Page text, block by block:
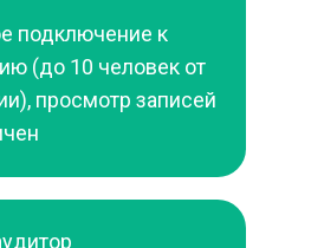
подключение к
(до 10 человек от
просмотр записей